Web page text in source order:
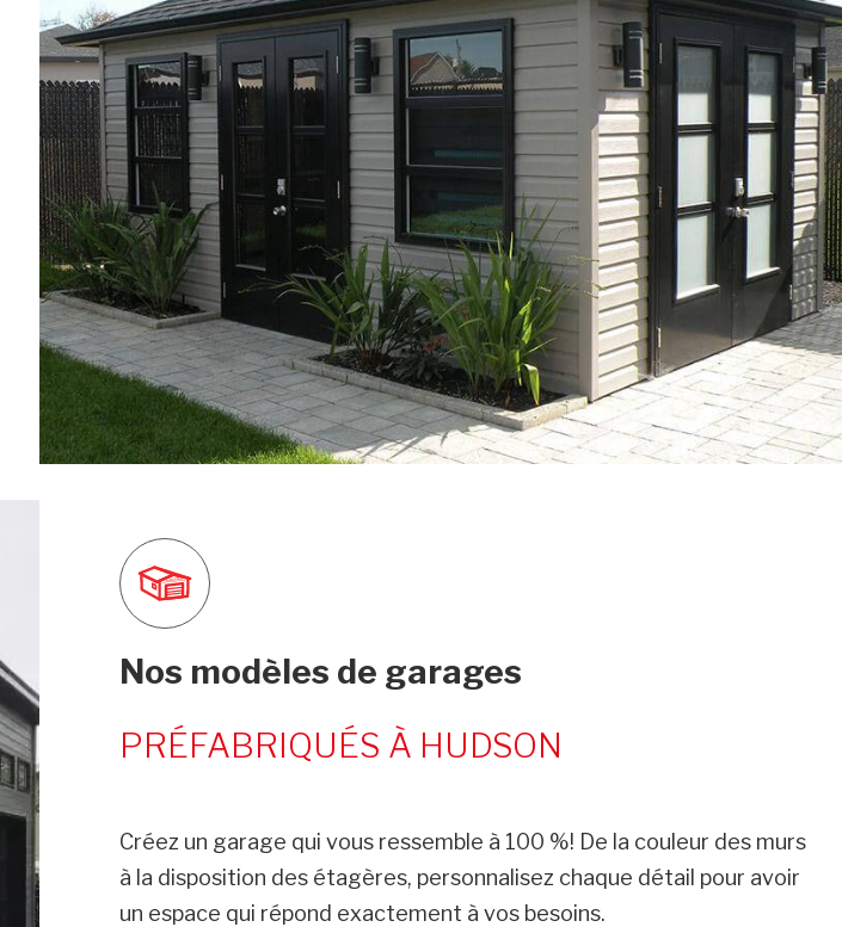
Nos modèles de garages
PRÉFABRIQUÉS À HUDSON
Créez un garage qui vous ressemble à 100 %! De la couleur des murs
à la disposition des étagères, personnalisez chaque détail pour avoir
un espace qui répond exactement à vos besoins.